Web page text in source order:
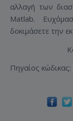
αλλαγή των
Matlab.
δοκιμάσετε την
Πηγαίος κώδικας: